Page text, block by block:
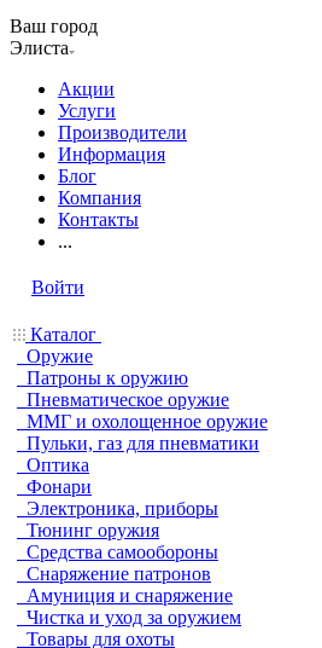
Ваш город
Элиста
Акции
Услуги
Производители
Информация
Блог
Компания
Контакты
...
Войти
Каталог
Оружие
Патроны к оружию
Пневматическое оружие
ММГ и охолощенное оружие
Пульки, газ для пневматики
Оптика
Фонари
Электроника, приборы
Тюнинг оружия
Средства самообороны
Снаряжение патронов
Амуниция и снаряжение
Чистка и уход за оружием
Товары для охоты